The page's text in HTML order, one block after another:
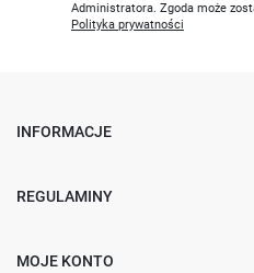
Administratora. Zgoda może
Polityka prywatności
INFORMACJE
REGULAMINY
MOJE KONTO